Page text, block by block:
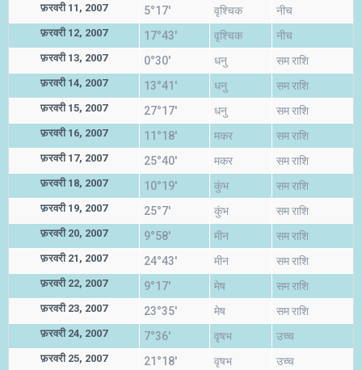
फ़रवरी 11, 2007 5°17' वृश्चिक नीच
फ़रवरी 12, 2007 17°43' वृश्चिक नीच
फ़रवरी 13, 2007 0°30' धनु सम राशि
फ़रवरी 14, 2007 13°41' धनु सम राशि
फ़रवरी 15, 2007 27°17' धनु सम राशि
फ़रवरी 16, 2007 11°18' मकर सम राशि
फ़रवरी 17, 2007 25°40' मकर सम राशि
फ़रवरी 18, 2007 10°19' कुंभ सम राशि
फ़रवरी 19, 2007 25°7' कुंभ सम राशि
फ़रवरी 20, 2007 9°58' मीन सम राशि
फ़रवरी 21, 2007 24°43' मीन सम राशि
फ़रवरी 22, 2007 9°17' मेष सम राशि
फ़रवरी 23, 2007 23°35' मेष सम राशि
फ़रवरी 24, 2007 7°36' वृषभ उच्च
फ़रवरी 25, 2007 21°18' वृषभ उच्च